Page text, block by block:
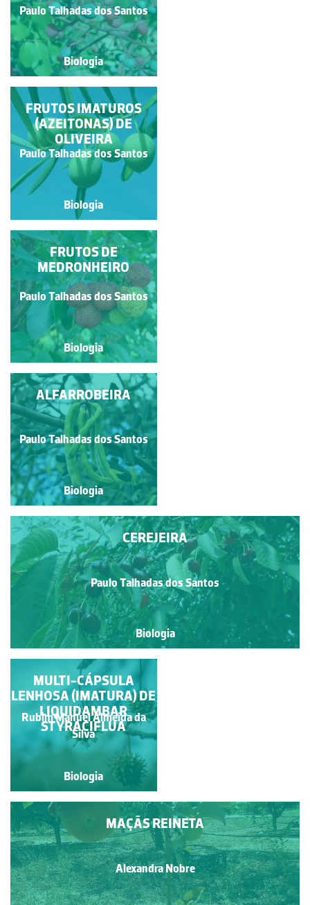
Gouveia
Biologia
Paulo Talhadas dos Santos
Biologia
FRUTOS (GLANDES)
DE CARRASCO
Paulo Talhadas dos Santos
Biologia
FRUTOS IMATUROS
(AZEITONAS) DE
OLIVEIRA
Paulo Talhadas dos Santos
Biologia
FRUTOS DE
AZINHEIRA
Paulo Talhadas dos Santos
Biologia
FRUTOS DE
MEDRONHEIRO
Paulo Talhadas dos Santos
Biologia
FIGUEIRA-DA-ÍNDIA
OU PITEIRA
Paulo Talhadas dos Santos
Biologia
CEREJEIRA
Paulo Talhadas dos Santos
Biologia
ALFARROBEIRA
Paulo Talhadas dos Santos
Biologia
RAMO DE CEREJEIRA
COM FRUTOS
Alexandra Nobre
Biologia
MAÇÃS REINETA
Alexandra Nobre
MULTI-CÁPSULA
LENHOSA (IMATURA) DE
LIQUIDAMBAR
STYRACIFLUA
Rubim Manuel Almeida da
Silva
Biologia